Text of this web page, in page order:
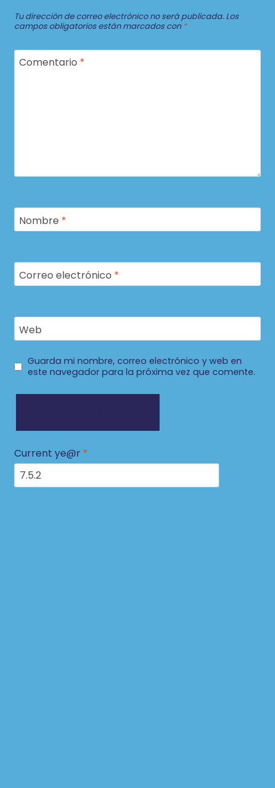
Tu dirección de correo electrónico no será publicada. Los
campos obligatorios están marcados con *
Comentario *
Nombre *
Correo electrónico *
Web
Guarda mi nombre, correo electrónico y web en
este navegador para la próxima vez que comente.
Current ye@r *